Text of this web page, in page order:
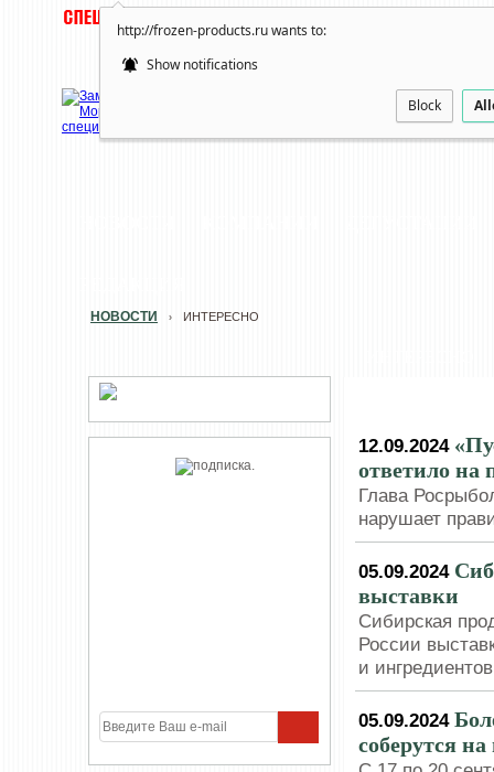
http://frozen-products.ru wants to:
Show notifications
Block
НОВОСТИ › ИНТЕРЕСНО
12.09.2024
ответило на
Глава
нарушает
05.09.2024
выставки
Сибирская
России
и
05.09.2024
соберутся